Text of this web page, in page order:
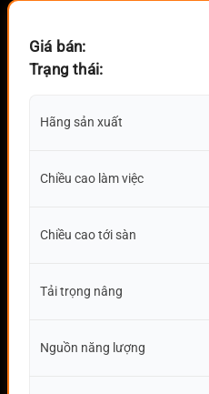
Giá bán:
Trạng thái:
Hãng sản xuất
Chiều cao làm việc
Chiều cao tới sàn
Tải trọng nâng
Nguồn năng lượng